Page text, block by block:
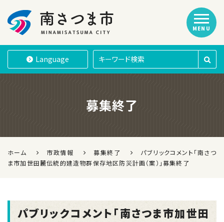
南さつま市
Language
MENU
募集終了
ホーム 市政情報 募集終了
パブリックコメント「南さつ
ま市加世田麓伝統的建造物群保存地区防災計画（案）」募集終了
パブリックコメント「南さつま市加世田